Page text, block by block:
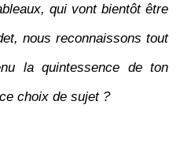
qui vont bientôt être
nous reconnaissons tout
la quintessence de ton
choix de sujet ?